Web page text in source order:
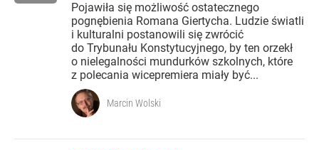
Pojawiła się możliwość ostatecznego
pognębienia Romana Giertycha. Ludzie światli
i kulturalni postanowili się zwrócić
do Trybunału Konstytucyjnego, by ten orzekł
o nielegalności mundurków szkolnych, które
z polecania wicepremiera miały być...
Marcin Wolski